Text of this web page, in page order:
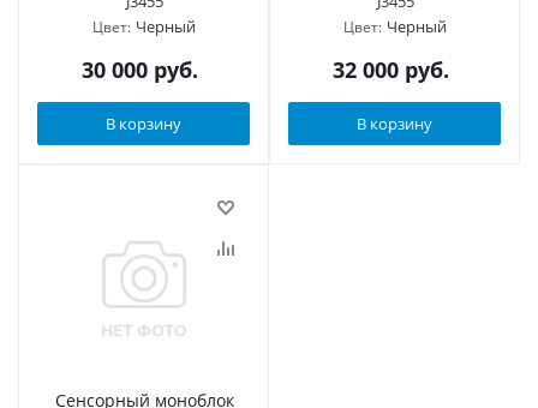
Цвет: Черный
30 000 руб.
В корзину
Цвет: Черный
32 000 руб.
В корзину
Сенсорный моноблок